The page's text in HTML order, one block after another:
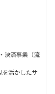
決済事業（流
を活かしたサ